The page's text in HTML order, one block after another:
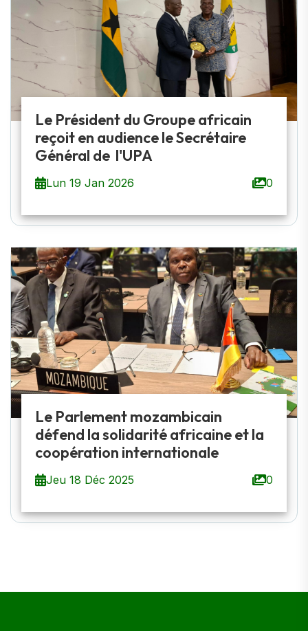
Le Président du Groupe africain
reçoit en audience le Secrétaire
Général de l'UPA
Lun 19 Jan 2026 0
Le Parlement mozambicain
défend la solidarité africaine et la
coopération internationale
Jeu 18 Déc 2025 0